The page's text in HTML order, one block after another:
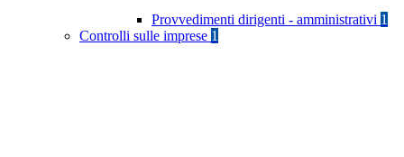
Provvedimenti dirigenti - amministrativi 1
Controlli sulle imprese 1